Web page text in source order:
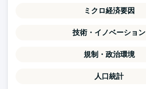
ミクロ経済要因
技術・イノベーション
規制・政治環境
人口統計